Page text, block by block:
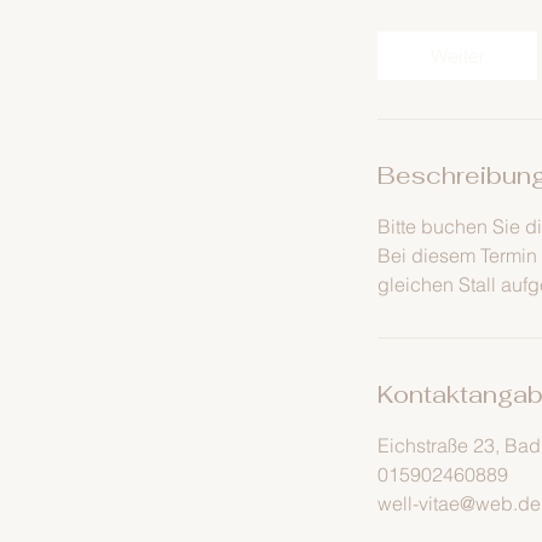
Bitte buchen Sie
Bei diesem
gleichen Stall
Eichstraße 23,
015902460889
well-vitae@web.de